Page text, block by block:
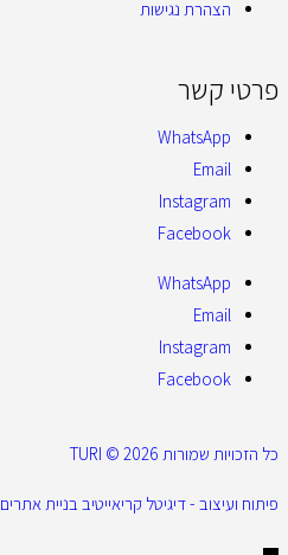
הצהרת נגישות
פרטי קשר
WhatsApp
Email
Instagram
Facebook
WhatsApp
Email
Instagram
Facebook
כל הזכויות שמורות 2026 © TURI
פיתוח ועיצוב - דיגיטל קריאייטיב בניית אתרים